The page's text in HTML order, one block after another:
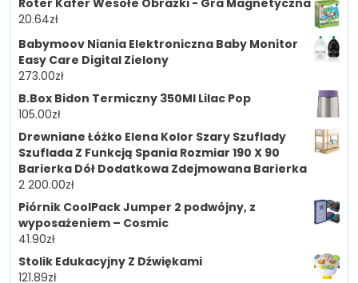
20.64zł
Babymoov Niania Elektroniczna Baby Monitor
Easy Care Digital Zielony
273.00zł
B.Box Bidon Termiczny 350Ml Lilac Pop
105.00zł
Drewniane Łóżko Elena Kolor Szary Szuflady
Szuflada Z Funkcją Spania Rozmiar 190 X 90
Barierka Dół Dodatkowa Zdejmowana Barierka
2 200.00zł
Piórnik CoolPack Jumper 2 podwójny, z
wyposażeniem – Cosmic
41.90zł
Stolik Edukacyjny Z Dźwiękami
121.89zł